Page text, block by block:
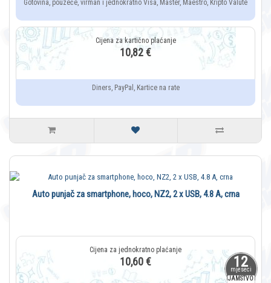
Gotovina, pouzeće, virman i jednokratno Visa, Master, Maestro, Kripto Valute
10,82 €
Diners, PayPal, Kartice na rate
12
mjeseci
JAMSTVO
Auto punjač za smartphone, hoco, NZ2, 2 x USB, 4.8 A, crna
10,60 €